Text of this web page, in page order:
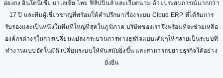
ฮ่องกง อินโดนีเซีย มาเลเซีย ไทย ฟิลิปปินส์ และเวียดนาม ด้วยประสบการณ์มากกว่า
17 ปี และทีมผู้เชี่ยวชาญที่พร้อมให้คำปรึกษาเรื่องระบบ Cloud ERP ที่ได้รับการ
รับรองและเป็นหนึ่งในทีมที่ใหญ่ที่สุดในภูมิภาค บริษัทของเราจึงพร้อมที่จะช่วยเหลือ
องค์กรต่างๆในการเปลี่ยนแปลงกระบวนการทางธุรกิจแบบเดิมๆให้กลายเป็นระบบที่
ทำงานแบบอัตโนมัติ เปลี่ยนระบบให้ทันสมัยยิ่งขึ้น และสามารถขยายธุรกิจได้อย่าง
ยั่งยืน